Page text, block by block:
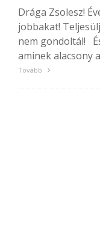
Drága Zsolesz!
jobbakat!
nem gondoltál!
aminek alacsony
Tovább